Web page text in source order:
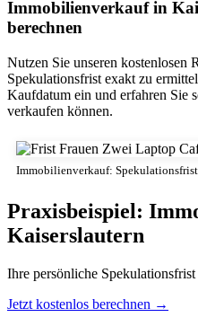
Immobilienverkauf in
berechnen
Nutzen Sie unseren kostenlosen
Spekulationsfrist exakt zu
Kaufdatum ein und erfahren Sie
verkaufen können.
Immobilienverkauf: Spekulationsfrist
Praxisbeispiel:
Kaiserslautern
Ihre persönliche Spekulationsfrist
Jetzt kostenlos berechnen →